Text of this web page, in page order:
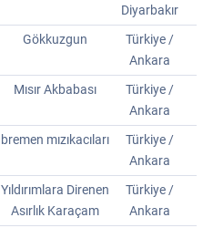
Diyarbakır
Gökkuzgun
Türkiye /
Ankara
Mısır Akbabası
Türkiye /
Ankara
bremen mızıkacıları
Türkiye /
Ankara
Yıldırımlara Direnen
Asırlık Karaçam
Türkiye /
Ankara